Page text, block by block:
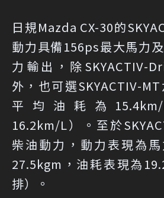
日規Mazda CX-30的
動力具備156ps最大馬力
力輸出，除SKYACTIV-
外，也可選SKYACTIV-
平均油耗為
16.2km/L）。至於
柴油動力，動力表現為
27.5kgm，油耗表現為
排）。